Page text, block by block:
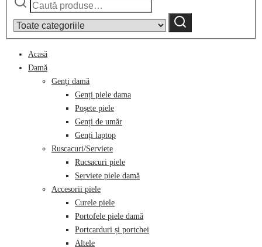
category:
Caută
Acasă
Damă
Genți damă
Genți piele dama
Poșete piele
Genți de umăr
Genți laptop
Ruscacuri/Serviete
Rucsacuri piele
Serviete piele damă
Accesorii piele
Curele piele
Portofele piele damă
Portcarduri și portchei
Altele